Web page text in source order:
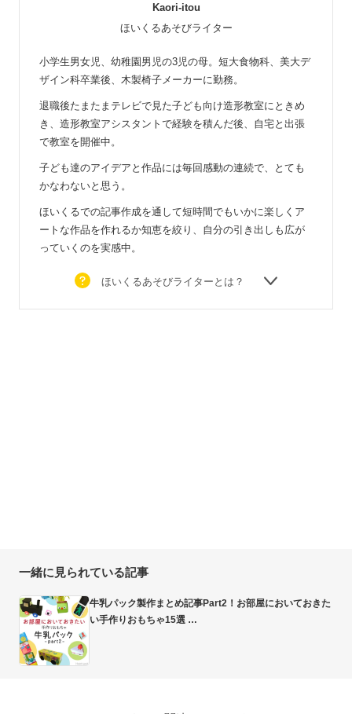
Kaori-itou
ほいくるあそびライター
小学生男女児、幼稚園男児の3児の母。短大食物科、美大デ
ザイン科卒業後、木製椅子メーカーに勤務。
退職後たまたまテレビで見た子ども向け造形教室にときめ
き、造形教室アシスタントで経験を積んだ後、自宅と出張
で教室を開催中。
子ども達のアイデアと作品には毎回感動の連続で、とても
かなわないと思う。
ほいくるでの記事作成を通して短時間でもいかに楽しくア
ートな作品を作れるか知恵を絞り、自分の引き出しも広が
っていくのを実感中。
ほいくるあそびライターとは？
一緒に見られている記事
牛乳パック製作まとめ記事Part2！お部屋においておきた
い手作りおもちゃ15選